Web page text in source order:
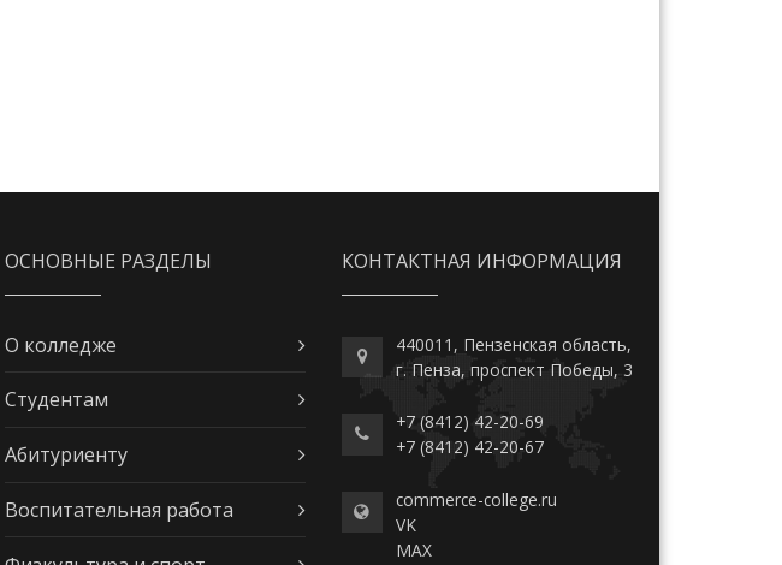
ОСНОВНЫЕ РАЗДЕЛЫ
О колледже
Студентам
Абитуриенту
Воспитательная работа
КОНТАКТНАЯ ИНФОРМАЦИЯ
440011, Пензенская область,
г. Пенза, проспект Победы, 3
+7 (8412) 42-20-69
+7 (8412) 42-20-67
commerce-college.ru
VK
MAX